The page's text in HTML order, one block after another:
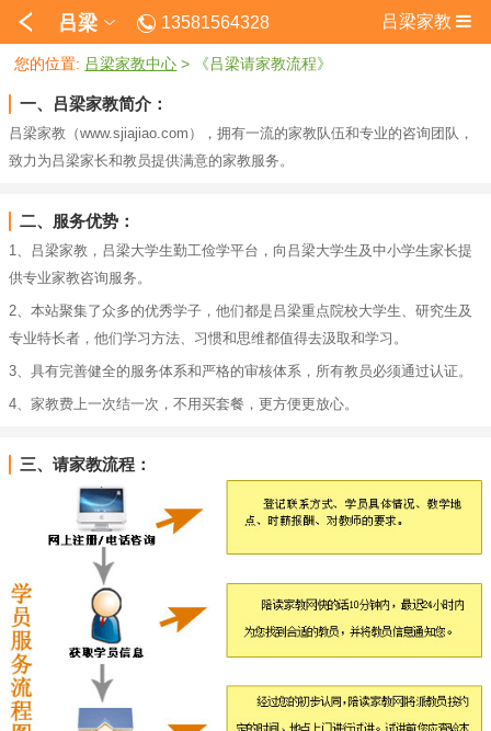
吕梁 13581564328 吕梁家教
您的位置: 吕梁家教中心 > 《吕梁请家教流程》
一、吕梁家教简介：
吕梁家教（www.sjiajiao.com），拥有一流的家教队伍和专业的咨询团队，
致力为吕梁家长和教员提供满意的家教服务。
二、服务优势：
1、吕梁家教，吕梁大学生勤工俭学平台，向吕梁大学生及中小学生家长提
供专业家教咨询服务。
2、本站聚集了众多的优秀学子，他们都是吕梁重点院校大学生、研究生及
专业特长者，他们学习方法、习惯和思维都值得去汲取和学习。
3、具有完善健全的服务体系和严格的审核体系，所有教员必须通过认证。
4、家教费上一次结一次，不用买套餐，更方便更放心。
三、请家教流程：